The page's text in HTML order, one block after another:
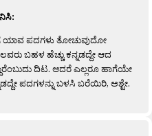
ಪದಗಳು ತೋಚುವುದೋ
ಬಹಳ ಹೆಚ್ಚು ಕನ್ನಡದ್ದೇ ಆದ
ದಿಟ. ಆದರೆ ಎಲ್ಲರೂ ಹಾಗೆಯೇ
ಪದಗಳನ್ನು ಬಳಸಿ ಬರೆಯಿರಿ, ಅಶ್ಟೇ.